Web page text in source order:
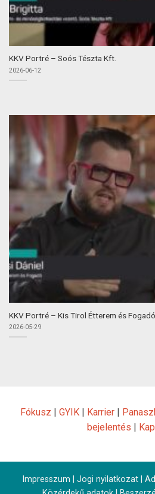
KKV Portré – Soós Tészta Kft.
2026-06-12
KKV Portré – Kis Tirol Étterem és Fogadó
2026-05-29
Fókusz GYIK Karrier
bejelentés
Impresszum Jogi nyilatkozat|